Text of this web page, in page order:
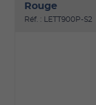
Rouge
Réf. : LETT900P-S2